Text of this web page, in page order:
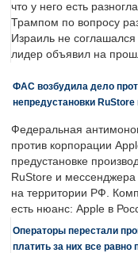
что у него есть
Трампом по вопросу
Израиль не
лидер объявил на
ФАС возбудила дело
непредустановки RuStore
Федеральная
против корпорации
предустановке
RuStore и
на территории РФ.
есть нюанс: Apple в
Операторы перестали
платить за них все равно